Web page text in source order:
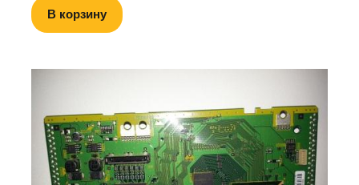
В корзину